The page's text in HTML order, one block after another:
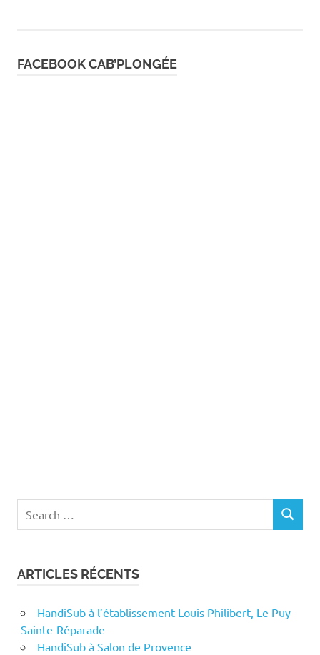
FACEBOOK CAB’PLONGÉE
for:
SEARCH
ARTICLES RÉCENTS
HandiSub à l’établissement Louis Philibert, Le Puy-
Sainte-Réparade
HandiSub à Salon de Provence